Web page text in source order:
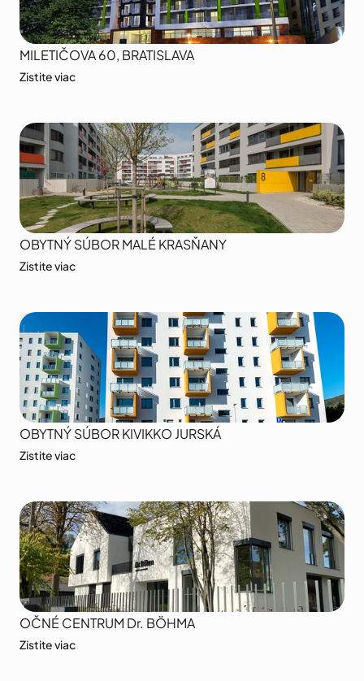
MILETIČOVA 60, BRATISLAVA
Zistite viac
OBYTNÝ SÚBOR MALÉ KRASŇANY
Zistite viac
OBYTNÝ SÚBOR KIVIKKO JURSKÁ
Zistite viac
OČNÉ CENTRUM Dr. BÖHMA
Zistite viac